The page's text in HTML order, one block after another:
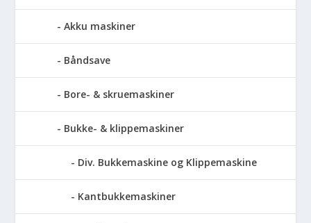
Akku maskiner
Båndsave
Bore- & skruemaskiner
Bukke- & klippemaskiner
Div. Bukkemaskine og Klippemaskine
Kantbukkemaskiner